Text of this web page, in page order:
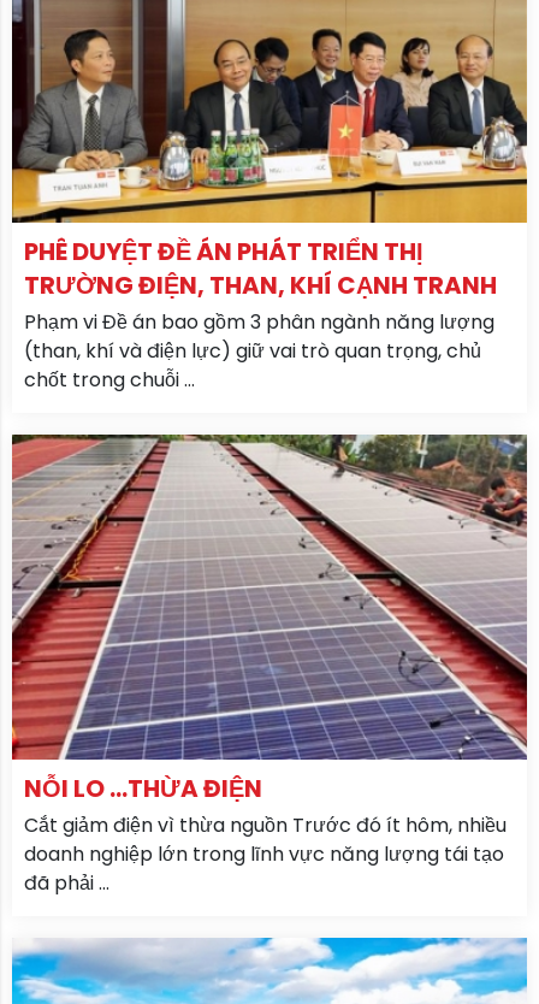
PHÊ DUYỆT ĐỀ ÁN PHÁT TRIỂN THỊ
TRƯỜNG ĐIỆN, THAN, KHÍ CẠNH TRANH
Phạm vi Đề án bao gồm 3 phân ngành năng lượng
(than, khí và điện lực) giữ vai trò quan trọng, chủ
chốt trong chuỗi ...
NỖI LO ...THỪA ĐIỆN
Cắt giảm điện vì thừa nguồn Trước đó ít hôm, nhiều
doanh nghiệp lớn trong lĩnh vực năng lượng tái tạo
đã phải ...